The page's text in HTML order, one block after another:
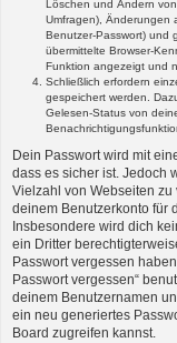
Löschen und Ändern
Umfragen), Änderungen
Benutzer-Passwort) und
übermittelte Browser-
Funktion angezeigt und
Schließlich erfordern
gespeichert werden.
Gelesen-Status von
Dein Passwort wird mit
dass es sicher ist. Jedoch
Vielzahl von Webseiten
deinem Benutzerkonto für
Insbesondere wird dich
ein Dritter
Passwort vergessen
Passwort vergessen“
deinem Benutzernamen
ein neu generiertes
Board zugreifen kannst.